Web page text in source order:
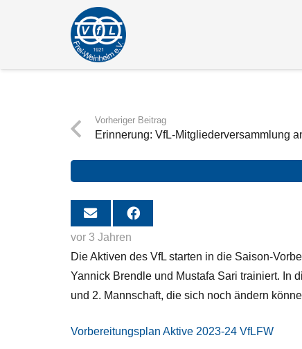
Vorheriger Beitrag
Erinnerung: VfL-Mitgliederversammlung
vor 3 Jahren
Die Aktiven des VfL starten in die Saison-
Yannick Brendle und Mustafa Sari trainiert. In
und 2. Mannschaft, die sich noch ändern
Vorbereitungsplan Aktive 2023-24 VfLFW